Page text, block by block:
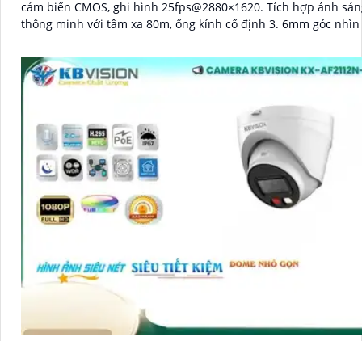
cảm biến CMOS, ghi hình 25fps@2880×1620. Tích hợp ánh sáng kép
thông minh với tầm xa 80m, ống kính cố định 3. 6mm góc nhìn